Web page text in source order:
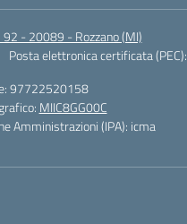
92 - 20089 - Rozzano (MI)
Posta elettronica certificata (PEC):
97722520158
MIIC8GG00C
Amministrazioni (IPA): icma